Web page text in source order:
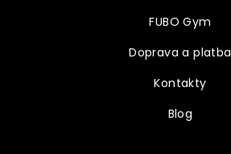
FUBO Gym
Doprava a platba
Kontakty
Blog